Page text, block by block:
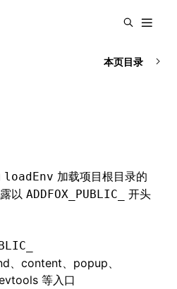
本页目录
loadEnv 加载项目根目录的
以 ADDFOX_PUBLIC_
开头
、content、popup、
等入口